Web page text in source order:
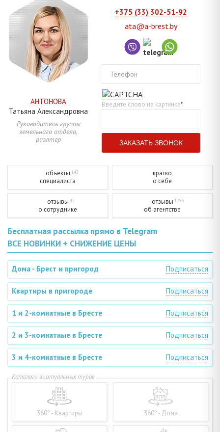
АНТОНОВА
Татьяна Александровна
Руководитель группы
земельного отдела,
риэлтер
+375 (33) 302-51-92
ata@a-brest.by
Телефон
Введите слово на картинке*
объекты 143
специалиста
кратко
о себе
отзывы 42
о сотруднике
отзывы 1296
об агентстве
Бесплатная рассылка прямо в Telegram
ВСЕ НОВИНКИ + СНИЖЕНИЕ ЦЕНЫ
Дома - Брест и пригород Подписаться
Квартиры в пригороде Подписаться
1 и 2-комнатные в Бресте Подписаться
2 и 3-комнатные в Бресте Подписаться
3 и 4-комнатные в Бресте Подписаться
360° - Квартиры 360° - Дома